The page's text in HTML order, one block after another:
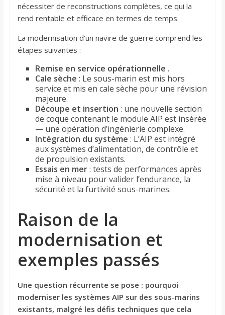
nécessiter de reconstructions complètes, ce qui la
rend rentable et efficace en termes de temps.
La modernisation d’un navire de guerre comprend les
étapes suivantes :
Remise en service opérationnelle .
Cale sèche : Le sous-marin est mis hors
service et mis en cale sèche pour une révision
majeure.
Découpe et insertion : une nouvelle section
de coque contenant le module AIP est insérée
— une opération d’ingénierie complexe.
Intégration du système : L’AIP est intégré
aux systèmes d’alimentation, de contrôle et
de propulsion existants.
Essais en mer: tests de performances après
mise à niveau pour valider l’endurance, la
sécurité et la furtivité sous-marines.
Raison de la
modernisation et
exemples passés
Une question récurrente se pose : pourquoi
moderniser les systèmes AIP sur des sous-marins
existants, malgré les défis techniques que cela